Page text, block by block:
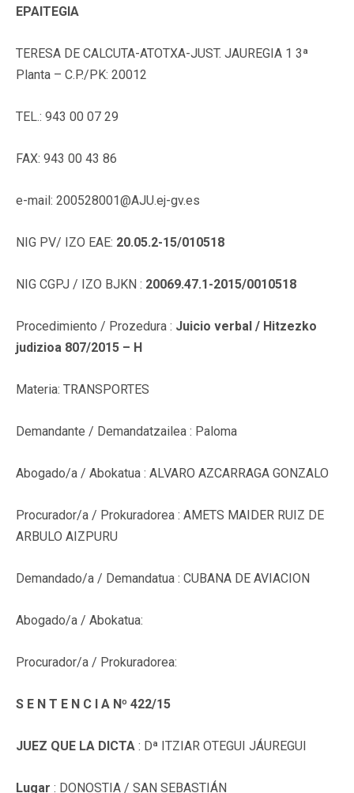
EPAITEGIA
TERESA DE CALCUTA-ATOTXA-JUST. JAUREGIA 1 3ª
Planta – C.P./PK: 20012
TEL.: 943 00 07 29
FAX: 943 00 43 86
e-mail: 200528001@AJU.ej-gv.es
NIG PV/ IZO EAE: 20.05.2-15/010518
NIG CGPJ / IZO BJKN : 20069.47.1-2015/0010518
Procedimiento / Prozedura : Juicio verbal / Hitzezko
judizioa 807/2015 – H
Materia: TRANSPORTES
Demandante / Demandatzailea : Paloma
Abogado/a / Abokatua : ALVARO AZCARRAGA GONZALO
Procurador/a / Prokuradorea : AMETS MAIDER RUIZ DE
ARBULO AIZPURU
Demandado/a / Demandatua : CUBANA DE AVIACION
Abogado/a / Abokatua:
Procurador/a / Prokuradorea:
S E N T E N C I A Nº 422/15
JUEZ QUE LA DICTA : Dª ITZIAR OTEGUI JÁUREGUI
Lugar : DONOSTIA / SAN SEBASTIÁN